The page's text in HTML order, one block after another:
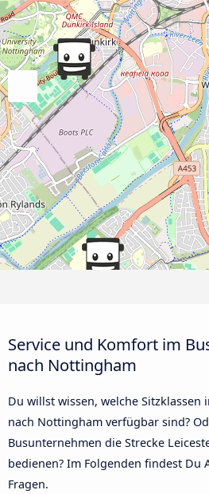
Service und Komfort im
nach Nottingham
Du willst wissen, welche Sitzklassen
nach Nottingham verfügbar sind?
Busunternehmen die Strecke
bedienen? Im Folgenden findest Du
Fragen.